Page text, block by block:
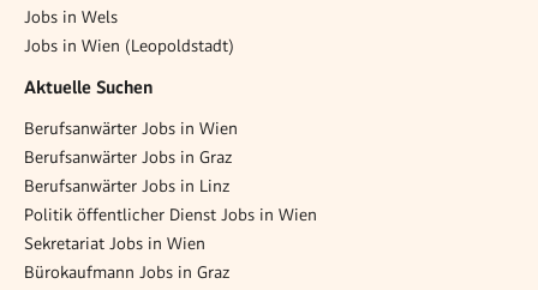
Jobs in Wels
Jobs in Wien (Leopoldstadt)
Aktuelle Suchen
Berufsanwärter Jobs in Wien
Berufsanwärter Jobs in Graz
Berufsanwärter Jobs in Linz
Politik öffentlicher Dienst Jobs in Wien
Sekretariat Jobs in Wien
Bürokaufmann Jobs in Graz